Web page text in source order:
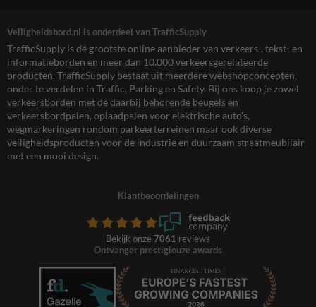
Veiligheidsbord.nl is onderdeel van TrafficSupply
TrafficSupply is dé grootste online aanbieder van verkeers-, tekst- en
informatieborden en meer dan 10.000 verkeersgerelateerde
producten. TrafficSupply bestaat uit meerdere webshopconcepten,
onder te verdelen in Traffic, Parking en Safety. Bij ons koop je zowel
verkeersborden met de daarbij behorende beugels en
verkeersbordpalen, oplaadpalen voor elektrische auto’s,
wegmarkeringen rondom parkeerterreinen maar ook diverse
veiligheidsproducten voor de industrie en duurzaam straatmeubilair
met een mooi design.
Klantbeoordelingen
Bekijk onze 7061 reviews
Ontvanger prestigieuze awards